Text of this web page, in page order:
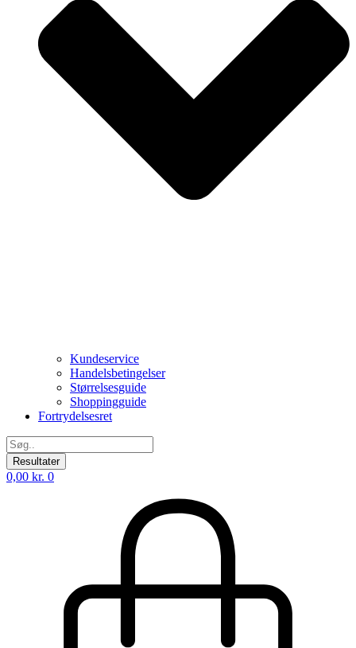
Kundeservice
Handelsbetingelser
Størrelsesguide
Shoppingguide
Fortrydelsesret
Search
...Resultater
0,00 kr. 0